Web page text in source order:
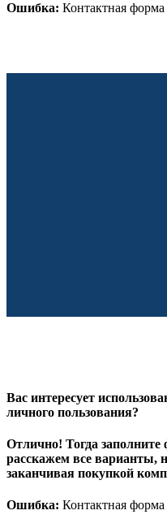
Ошибка: Контактная
Вас интересует
личного пользования?
Отлично! Тогда
расскажем все варианты,
заканчивая покупкой
Ошибка: Контактная